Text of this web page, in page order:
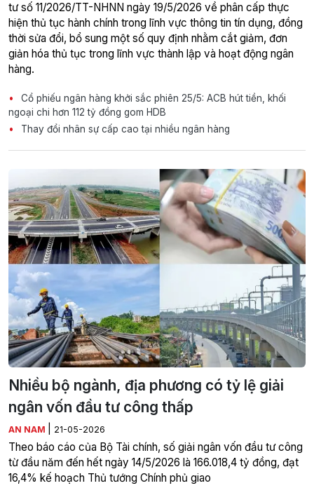
tư số 11/2026/TT-NHNN ngày 19/5/2026 về phân cấp thực
hiện thủ tục hành chính trong lĩnh vực thông tin tín dụng, đồng
thời sửa đổi, bổ sung một số quy định nhằm cắt giảm, đơn
giản hóa thủ tục trong lĩnh vực thành lập và hoạt động ngân
hàng.
Cổ phiếu ngân hàng khởi sắc phiên 25/5: ACB hút tiền, khối
ngoại chi hơn 112 tỷ đồng gom HDB
Thay đổi nhân sự cấp cao tại nhiều ngân hàng
Nhiều bộ ngành, địa phương có tỷ lệ giải
ngân vốn đầu tư công thấp
AN NAM 21-05-2026
Theo báo cáo của Bộ Tài chính, số giải ngân vốn đầu tư công
từ đầu năm đến hết ngày 14/5/2026 là 166.018,4 tỷ đồng, đạt
16,4% kế hoạch Thủ tướng Chính phủ giao